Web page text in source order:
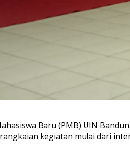
Baru (PMB) UIN
kegiatan mulai dari